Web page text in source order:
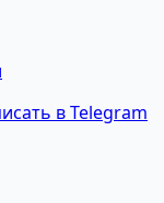
в Telegram